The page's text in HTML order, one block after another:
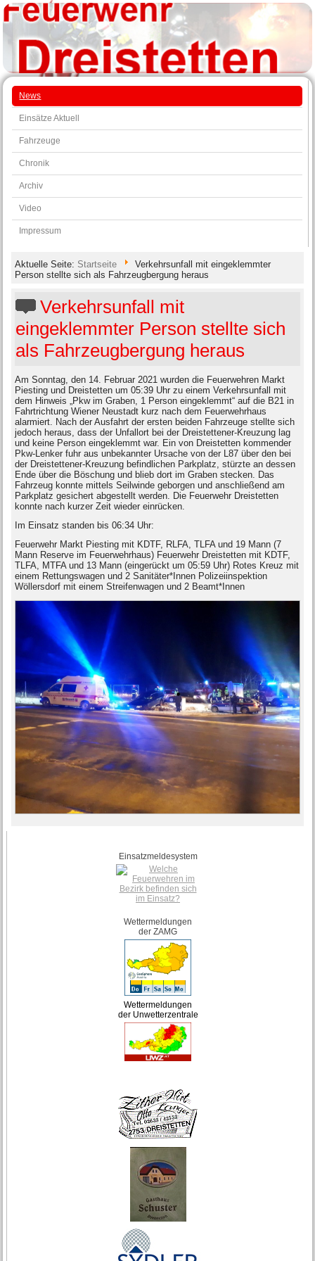
News
Einsätze Aktuell
Fahrzeuge
Chronik
Archiv
Video
Impressum
Aktuelle Seite: Startseite
Verkehrsunfall mit eingeklemmter
Person stellte sich als Fahrzeugbergung heraus
Verkehrsunfall mit
eingeklemmter Person stellte sich
als Fahrzeugbergung heraus
Am Sonntag, den 14. Februar 2021 wurden die Feuerwehren Markt
Piesting und Dreistetten um 05:39 Uhr zu einem Verkehrsunfall mit
dem Hinweis „Pkw im Graben, 1 Person eingeklemmt“ auf die B21 in
Fahrtrichtung Wiener Neustadt kurz nach dem Feuerwehrhaus
alarmiert. Nach der Ausfahrt der ersten beiden Fahrzeuge stellte sich
jedoch heraus, dass der Unfallort bei der Dreistettener-Kreuzung lag
und keine Person eingeklemmt war. Ein von Dreistetten kommender
Pkw-Lenker fuhr aus unbekannter Ursache von der L87 über den bei
der Dreistettener-Kreuzung befindlichen Parkplatz, stürzte an dessen
Ende über die Böschung und blieb dort im Graben stecken. Das
Fahrzeug konnte mittels Seilwinde geborgen und anschließend am
Parkplatz gesichert abgestellt werden. Die Feuerwehr Dreistetten
konnte nach kurzer Zeit wieder einrücken.
Im Einsatz standen bis 06:34 Uhr:
Feuerwehr Markt Piesting mit KDTF, RLFA, TLFA und 19 Mann (7
Mann Reserve im Feuerwehrhaus) Feuerwehr Dreistetten mit KDTF,
TLFA, MTFA und 13 Mann (eingerückt um 05:59 Uhr) Rotes Kreuz mit
einem Rettungswagen und 2 Sanitäter*Innen Polizeiinspektion
Wöllersdorf mit einem Streifenwagen und 2 Beamt*Innen
Einsatzmeldesystem
Wettermeldungen
der ZAMG
Wettermeldungen
der Unwetterzentrale